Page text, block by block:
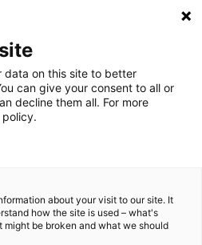
data on this site to better
can give your consent to all or
decline them all. For more
about your visit to our site. It
how the site is used – what's
might be broken and what we should